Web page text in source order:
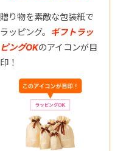
贈り物を素敵な包装紙で
ラッピング。 ギフトラッ
ピングOKのアイコンが目
印！